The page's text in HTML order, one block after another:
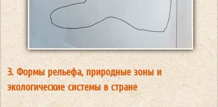
3. Формы рельефа, природные зоны и
экологические системы в стране